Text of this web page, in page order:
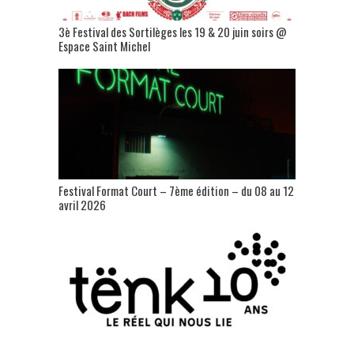
3è Festival des Sortilèges les 19 & 20 juin soirs @
Espace Saint Michel
Festival Format Court – 7ème édition – du 08 au 12
avril 2026